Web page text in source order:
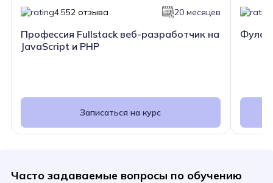
4.552 отзыва 20 месяцев
Профессия Fullstack веб-разработчик на
JavaScript и PHP
Записаться на курс
Часто задаваемые вопросы по обучению